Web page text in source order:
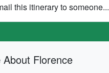
this itinerary to someone...
About Florence